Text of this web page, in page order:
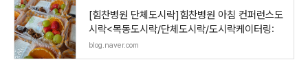
[힘찬병원 단체도시락]힘찬병원 아침 컨퍼런스도
시락<목동도시락/단체도시락/도시락케이터링:
blog.naver.com